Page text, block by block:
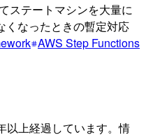
ステートマシンを大量に
くなったときの暫定対応
AWS Step Functions
以上経過しています。情